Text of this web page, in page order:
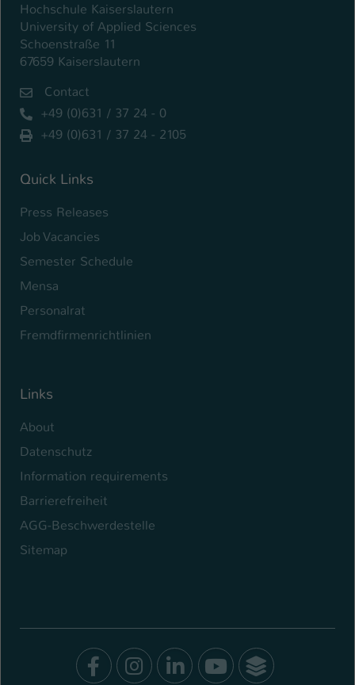
Hochschule Kaiserslautern
University of Applied Sciences
Schoenstraße 11
67659 Kaiserslautern
Contact
+49 (0)631 / 37 24 - 0
+49 (0)631 / 37 24 - 2105
Quick Links
Press Releases
Job Vacancies
Semester Schedule
Mensa
Personalrat
Fremdfirmenrichtlinien
Links
About
Datenschutz
Information requirements
Barrierefreiheit
AGG-Beschwerdestelle
Sitemap
Facebook
Instagram
LinkedIn
Youtube